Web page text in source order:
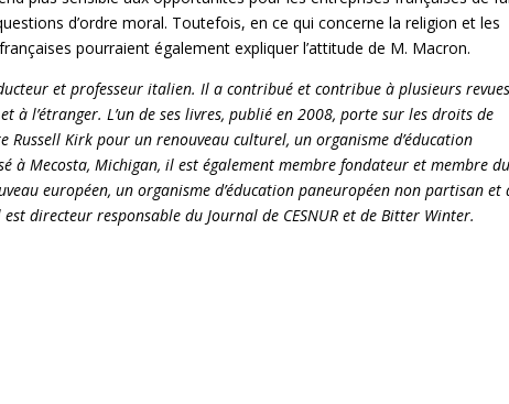
d’ordre moral. Toutefois, en ce qui concerne la religion et les
pourraient également expliquer l’attitude de M. Macron.
et professeur italien. Il a contribué et contribue à plusieurs
à l’étranger. L’un de ses livres, publié en 2008, porte sur les droits de
Russell Kirk pour un renouveau culturel, un organisme d’éducation
Mecosta, Michigan, il est également membre fondateur et membre du
européen, un organisme d’éducation paneuropéen non partisan et
est directeur responsable duJournal de CESNUR et deBitter Winter.